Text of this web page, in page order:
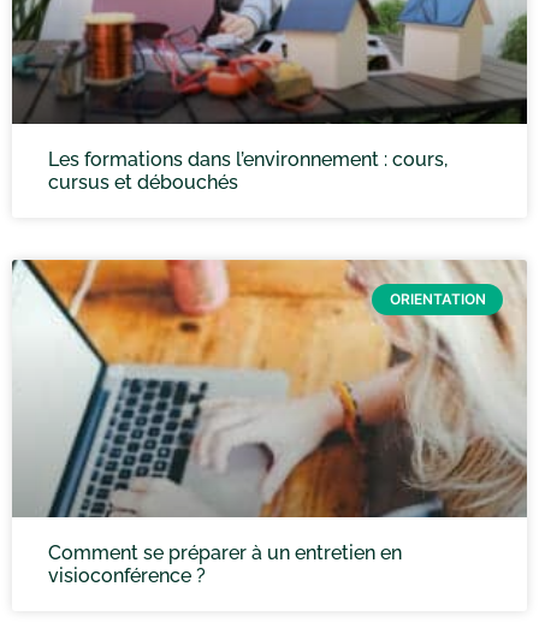
Les formations dans l’environnement : cours,
cursus et débouchés
ORIENTATION
Comment se préparer à un entretien en
visioconférence ?